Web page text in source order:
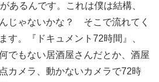
あるんです。これは僕は結構、
じゃないかな？ そこで流れてく
す。『ドキュメント72時間』、
でもない居酒屋さんだとか、酒屋
カメラ、動かないカメラで72時